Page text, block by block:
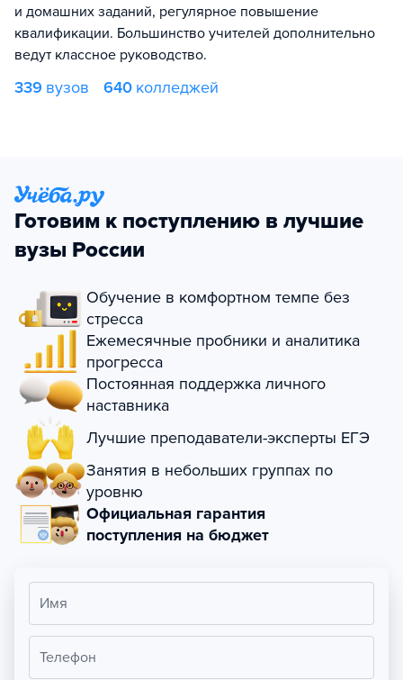
и домашних заданий, регулярное повышение
квалификации. Большинство учителей дополнительно
ведут классное руководство.
339 вузов 640 колледжей
Готовим к поступлению в лучшие
вузы России
Обучение в комфортном темпе без
стресса
Ежемесячные пробники и аналитика
прогресса
Постоянная поддержка личного
наставника
Лучшие преподаватели-эксперты ЕГЭ
Занятия в небольших группах по
уровню
Официальная гарантия
поступления на бюджет
Имя
Телефон